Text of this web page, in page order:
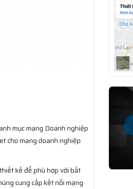
mục mạng Doanh nghiệp
cho mạng doanh nghiệp
kế để phù hợp với bất
cung cấp kết nối mạng